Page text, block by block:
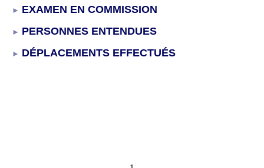
EXAMEN EN COMMISSION
PERSONNES ENTENDUES
DÉPLACEMENTS EFFECTUÉS